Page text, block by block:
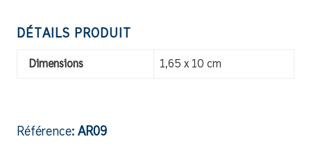
DÉTAILS PRODUIT
Dimensions 1,65 x 10 cm
Référence: AR09